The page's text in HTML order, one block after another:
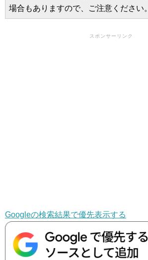
場合もありますので、ご注意ください。
スポンサーリンク
Googleの検索結果で優先表示する